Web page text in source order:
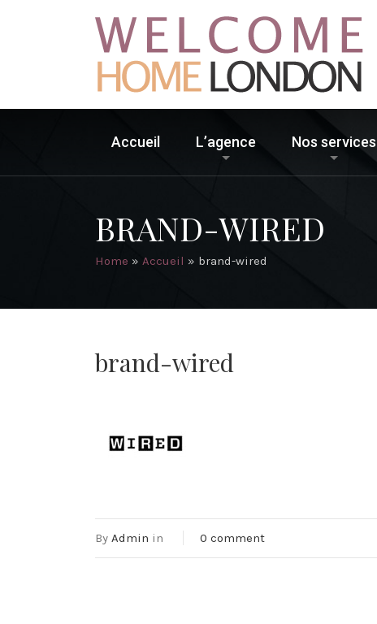
Accueil L’agence Nos services
BRAND-WIRED
Home » Accueil » brand-wired
brand-wired
By Admin in 0 comment